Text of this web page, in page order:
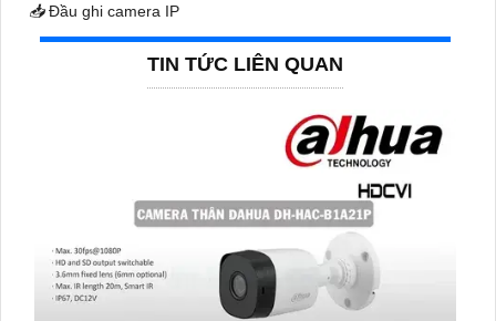
📥Đầu ghi camera IP
TIN TỨC LIÊN QUAN